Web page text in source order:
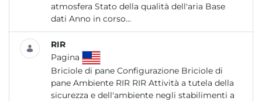
atmosfera Stato della qualità dell'aria Base
dati Anno in corso...
RIR
Pagina
Briciole di pane Configurazione Briciole di
pane Ambiente RIR RIR Attività a tutela della
sicurezza e dell'ambiente negli stabilimenti a